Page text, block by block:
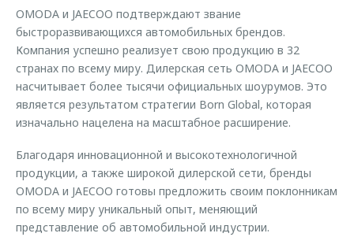
OMODA и JAECOO подтверждают звание
быстроразвивающихся автомобильных брендов.
Компания успешно реализует свою продукцию в 32
странах по всему миру. Дилерская сеть OMODA и JAECOO
насчитывает более тысячи официальных шоурумов. Это
является результатом стратегии Born Global, которая
изначально нацелена на масштабное расширение.
Благодаря инновационной и высокотехнологичной
продукции, а также широкой дилерской сети, бренды
OMODA и JAECOO готовы предложить своим поклонникам
по всему миру уникальный опыт, меняющий
представление об автомобильной индустрии.